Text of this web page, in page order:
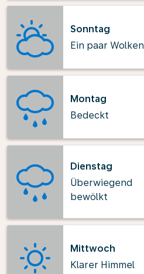
Sonntag
Ein paar Wolken
Montag
Bedeckt
Dienstag
Überwiegend
bewölkt
Mittwoch
Klarer Himmel